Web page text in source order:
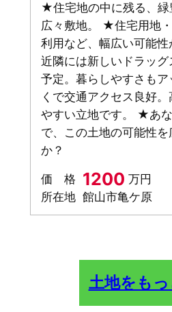
★住宅地の中に残る、
広々敷地。 ★住宅用地
利用など、幅広い可能
近隣には新しいドラッ
予定。暮らしやすさも
くで交通アクセス良好
やすい立地です。 ★あ
で、この土地の可能性
か？
価 格 1200 万円
所在地 館山市亀ケ原
土地をも